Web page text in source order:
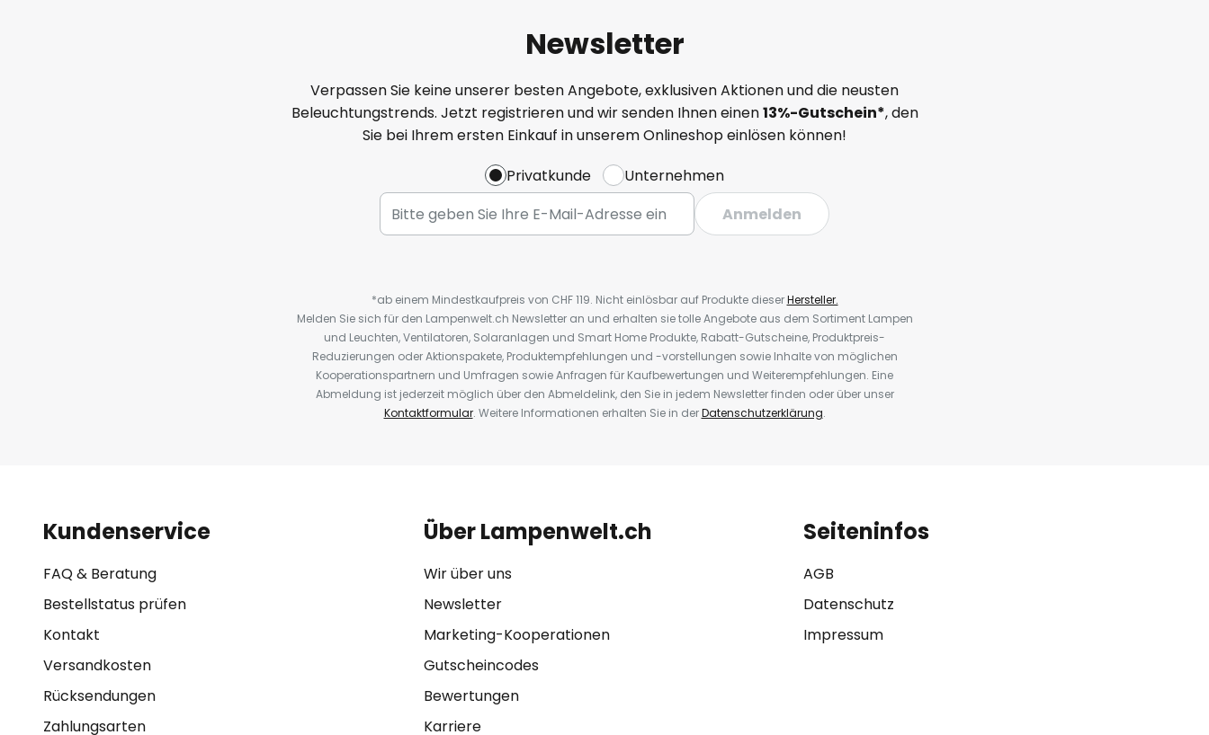
Newsletter
Verpassen Sie keine unserer besten Angebote, exklusiven Aktionen und die neusten
Beleuchtungstrends. Jetzt registrieren und wir senden Ihnen einen13%-Gutschein*, den
Sie bei Ihrem ersten Einkauf in unserem Onlineshop einlösen können!
Privatkunde
Unternehmen
Anmelden
*ab einem Mindestkaufpreis von CHF 119. Nicht einlösbar auf Produkte dieserHersteller.
Melden Sie sich für den Lampenwelt.ch Newsletter an und erhalten sie tolle Angebote aus dem Sortiment Lampen
und Leuchten, Ventilatoren, Solaranlagen und Smart Home Produkte, Rabatt-Gutscheine, Produktpreis-
Reduzierungen oder Aktionspakete, Produktempfehlungen und -vorstellungen sowie Inhalte von möglichen
Kooperationspartnern und Umfragen sowie Anfragen für Kaufbewertungen und Weiterempfehlungen. Eine
Abmeldung ist jederzeit möglich über den Abmeldelink, den Sie in jedem Newsletter finden oder über unser
Kontaktformular. Weitere Informationen erhalten Sie in derDatenschutzerklärung.
Kundenservice
FAQ & Beratung
Bestellstatus prüfen
Kontakt
Versandkosten
Rücksendungen
Zahlungsarten
Über Lampenwelt.ch
Wir über uns
Newsletter
Marketing-Kooperationen
Gutscheincodes
Bewertungen
Karriere
Seiteninfos
AGB
Datenschutz
Impressum